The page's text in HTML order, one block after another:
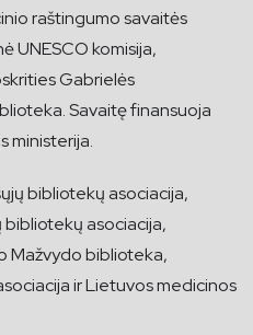
raštingumo savaitės
UNESCO komisija,
Gabrielės
Savaitę finansuoja
ministerija.
bibliotekų asociacija,
asociacija,
Mažvydo biblioteka,
ir Lietuvos medicinos